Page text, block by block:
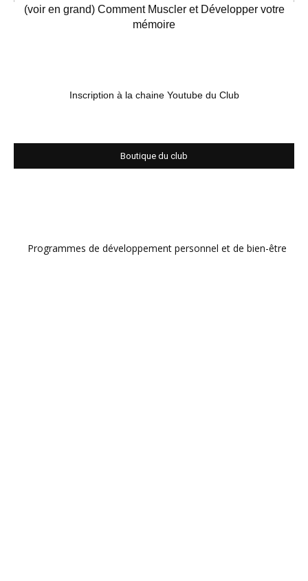
(voir en grand) Comment Muscler et Développer votre
mémoire
Inscription à la chaine Youtube du Club
Boutique du club
Programmes de développement personnel et de bien-être